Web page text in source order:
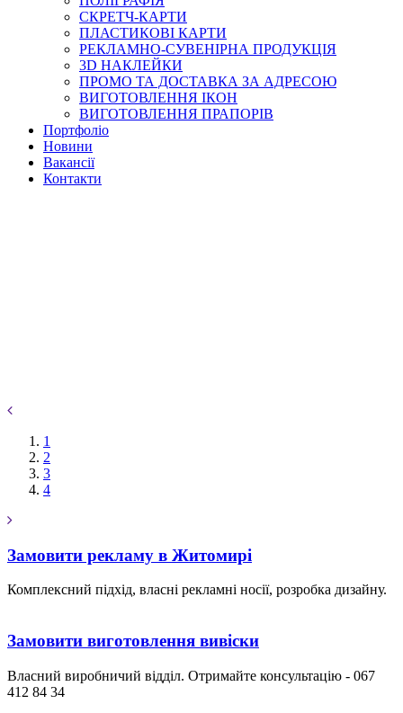
СКРЕТЧ-КАРТИ
ПЛАСТИКОВІ КАРТИ
РЕКЛАМНО-СУВЕНІРНА ПРОДУКЦІЯ
3D НАКЛЕЙКИ
ПРОМО ТА ДОСТАВКА ЗА АДРЕСОЮ
ВИГОТОВЛЕННЯ ІКОН
ВИГОТОВЛЕННЯ ПРАПОРІВ
Портфоліо
Новини
Вакансії
Контакти
1
2
3
4
Замовити рекламу в Житомирі
Комплексний підхід, власні рекламні носії, розробка дизайну.
Замовити виготовлення вивіски
Власний виробничий відділ. Отримайте консультацію - 067
412 84 34